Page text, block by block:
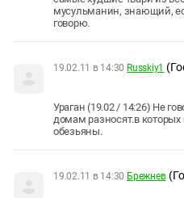
мусульманин, знающий,
говорю.
19.02.11 в 14:30 Russkiy1
Ураган (19.02 / 14:26) Не
домам разносят.в
обезьяны.
19.02.11 в 14:30 Брежнев